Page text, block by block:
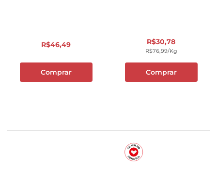
R$46,49
Comprar
R$30,78
R$76,99/kg
Comprar